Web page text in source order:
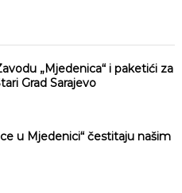
„Mjedenica“ i paketići za
Grad Sarajevo
u Mjedenici“ čestitaju našim